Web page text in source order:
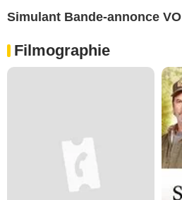
Simulant Bande-annonce VO
Filmographie